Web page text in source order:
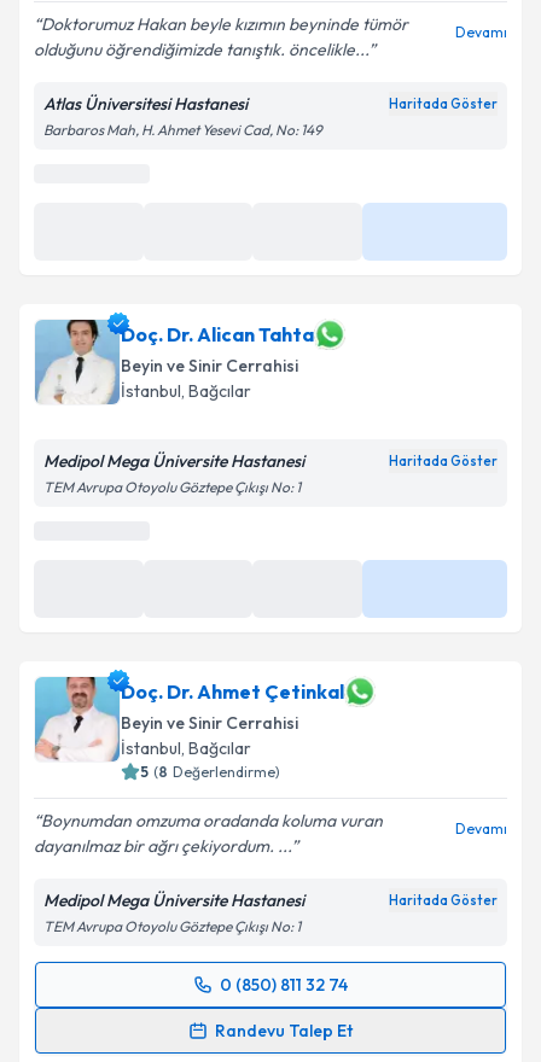
Kişisel verilerimin işlenmesine ilişkin
kapsamda işlenmesini kabul ediyorum.
Doktorumuz Hakan beyle kızımın beyninde tümör
olduğunu öğrendiğimizde tanıştık. öncelikle...
Devamı
Atlas Üniversitesi Hastanesi Haritada Göster
Barbaros Mah, H. Ahmet Yesevi Cad, No: 149
Doç. Dr. Alican Tahta
Beyin ve Sinir Cerrahisi
Medipol Mega Üniversite Hastanesi
Doç. Dr. Ahmet Çetinkal
Beyin ve Sinir Cerrahisi
İstanbul,Bağcılar
5 (8 Değerlendirme)
dayanılmaz bir ağrı çekiyordum. ...
TEM Avrupa Otoyolu Göztepe Çıkışı No: 1
0 (850) 811 32 74
Randevu Takvimi Talebi